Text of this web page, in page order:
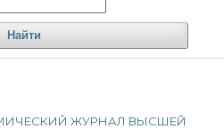
Найти
ЖУРНАЛ ВЫСШЕЙ